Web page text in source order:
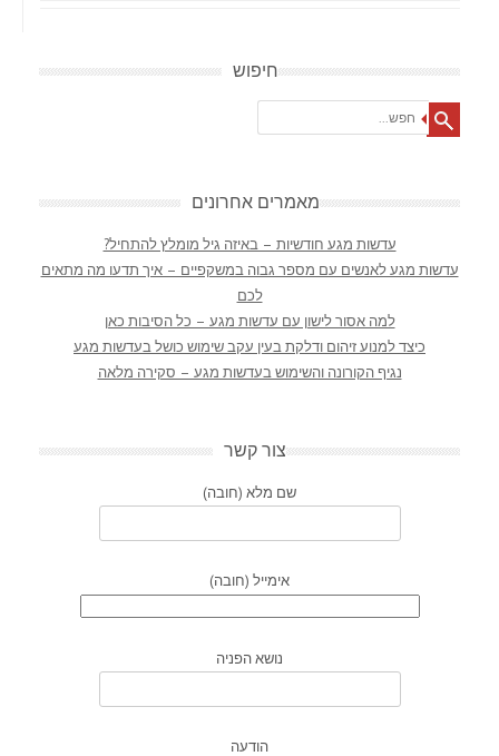
חיפוש
מאמרים אחרונים
עדשות מגע חודשיות – באיזה גיל מומלץ להתחיל?
עדשות מגע לאנשים עם מספר גבוה במשקפיים – איך תדעו מה מתאים
לכם
למה אסור לישון עם עדשות מגע – כל הסיבות כאן
כיצד למנוע זיהום ודלקת בעין עקב שימוש כושל בעדשות מגע
נגיף הקורונה והשימוש בעדשות מגע – סקירה מלאה
צור קשר
שם מלא (חובה)
אימייל (חובה)
נושא הפניה
הודעה